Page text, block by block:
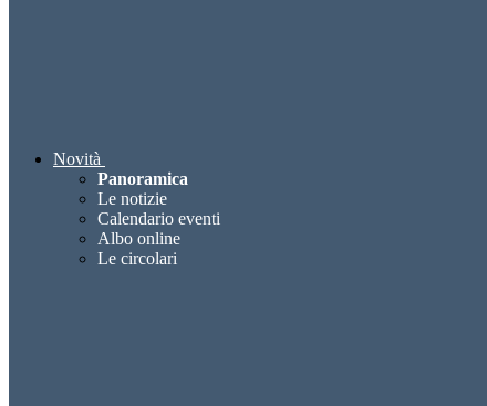
Novità
Panoramica
Le notizie
Calendario eventi
Albo online
Le circolari